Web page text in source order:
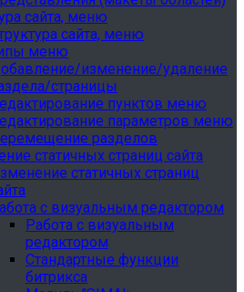
сайта, меню
сайта, меню
меню
изменение/удаление
страницы
пунктов меню
параметров меню
разделов
статичных страниц сайта
статичных страниц
с визуальным редактором
Работа с визуальным
редактором
Стандартные функции
битрикса